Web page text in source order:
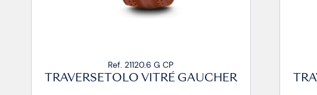
GAUCHER TRAVERSETOLO VITRÉ GAUCHER